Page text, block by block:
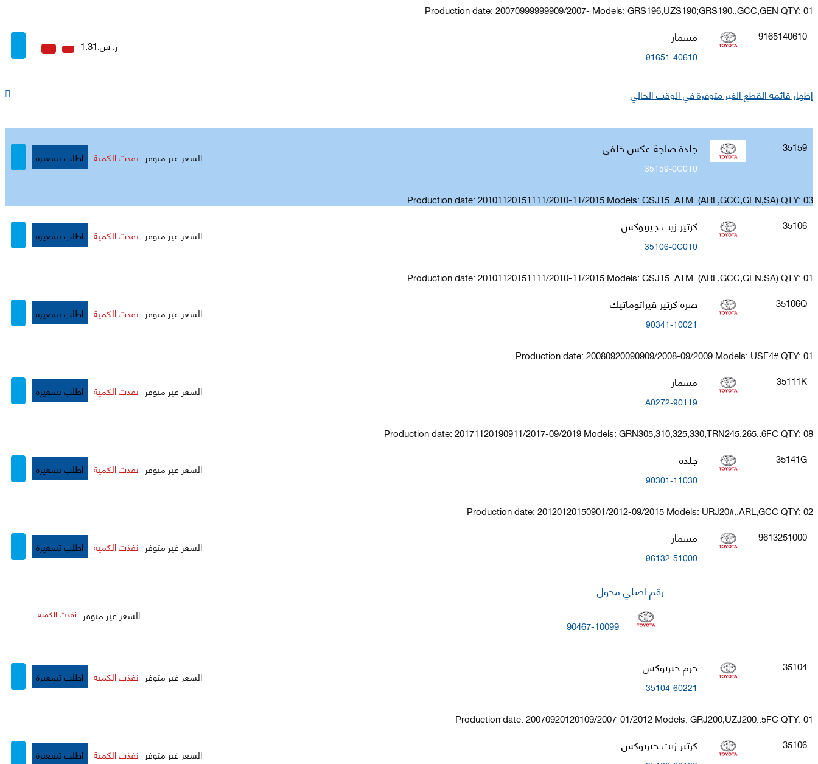
Production date: 20070999999909/2007- Models: GRS196,UZS190;GRS190..GCC,GEN QTY: 01
9165140610
مسمار
91651-40610
ر. س.1.31
إظهار قائمة القطع الغير متوفرة في الوقت الحالي
35159 جلدة صاجة عكس خلفي
35159-0C010
السعر غير متوفر نفذت الكمية اطلب تسعيرة
Production date: 20101120151111/2010-11/2015 Models: GSJ15..ATM..(ARL,GCC,GEN,SA) QTY: 03
35106
كرتير زيت جيربوكس
35106-0C010
السعر غير متوفر نفذت الكمية اطلب تسعيرة
Production date: 20101120151111/2010-11/2015 Models: GSJ15..ATM..(ARL,GCC,GEN,SA) QTY: 01
35106Q
صره كرتير قيراتوماتيك
90341-10021
السعر غير متوفر نفذت الكمية اطلب تسعيرة
Production date: 20080920090909/2008-09/2009 Models: USF4# QTY: 01
35111K
مسمار
90119-A0272
السعر غير متوفر نفذت الكمية اطلب تسعيرة
Production date: 20171120190911/2017-09/2019 Models: GRN305,310,325,330,TRN245,265..6FC QTY: 08
35141G
جلدة
90301-11030
السعر غير متوفر نفذت الكمية اطلب تسعيرة
Production date: 20120120150901/2012-09/2015 Models: URJ20#..ARL,GCC QTY: 02
9613251000
مسمار
96132-51000
السعر غير متوفر نفذت الكمية اطلب تسعيرة
رقم اصلي محول
90467-10099
السعر غير متوفر نفذت الكمية
35104 جرم جيربوكس
35104-60221
السعر غير متوفر نفذت الكمية اطلب تسعيرة
Production date: 20070920120109/2007-01/2012 Models: GRJ200,UZJ200..5FC QTY: 01
35106
كرتير زيت جيربوكس السعر غير متوفر نفذت الكمية اطلب تسعيرة